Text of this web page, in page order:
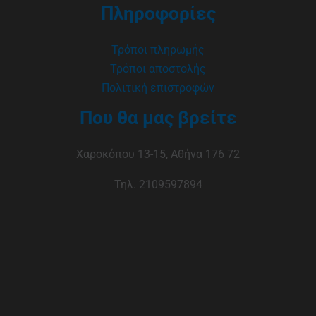
Πληροφορίες
Τρόποι πληρωμής
Τρόποι αποστολής
Πολιτική επιστροφών
Που θα μας βρείτε
Χαροκόπου 13-15, Αθήνα 176 72
Τηλ. 2109597894